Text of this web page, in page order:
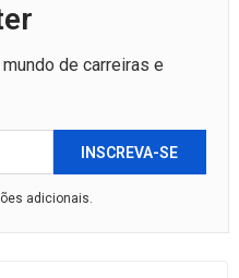
de carreiras e
INSCREVA-SE
adicionais.